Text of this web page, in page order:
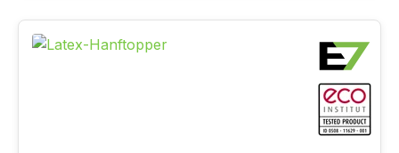
EƯekt)  anschmiegsam und wohlig warm Ideal
für … Menschen, die nachts schnell frieren oder
ein trocken-warmes Schlafklima lieben. Auch für